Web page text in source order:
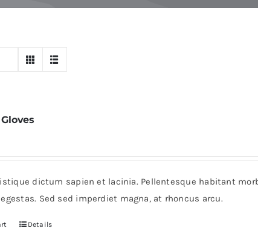
dictum sapien et lacinia. Pellentesque habitant
Sed sed imperdiet magna, at rhoncus arcu.
Details